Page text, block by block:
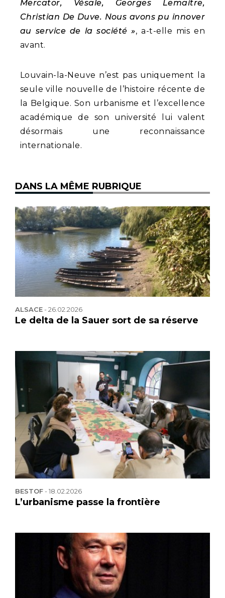
Mercator, Vésale, Georges Lemaitre,
Christian De Duve. Nous avons pu innover
au service de la société », a-t-elle mis en
avant.
Louvain-la-Neuve n’est pas uniquement la
seule ville nouvelle de l’histoire récente de
la Belgique. Son urbanisme et l’excellence
académique de son université lui valent
désormais une reconnaissance
internationale.
DANS LA MÊME RUBRIQUE
ALSACE-26.02.2026
Le delta de la Sauer sort de sa réserve
BESTOF-18.02.2026
L’urbanisme passe la frontière